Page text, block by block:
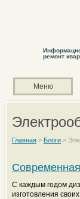
ремонт
Меню
Главная> Блоги>
С каждым годом
изготовления